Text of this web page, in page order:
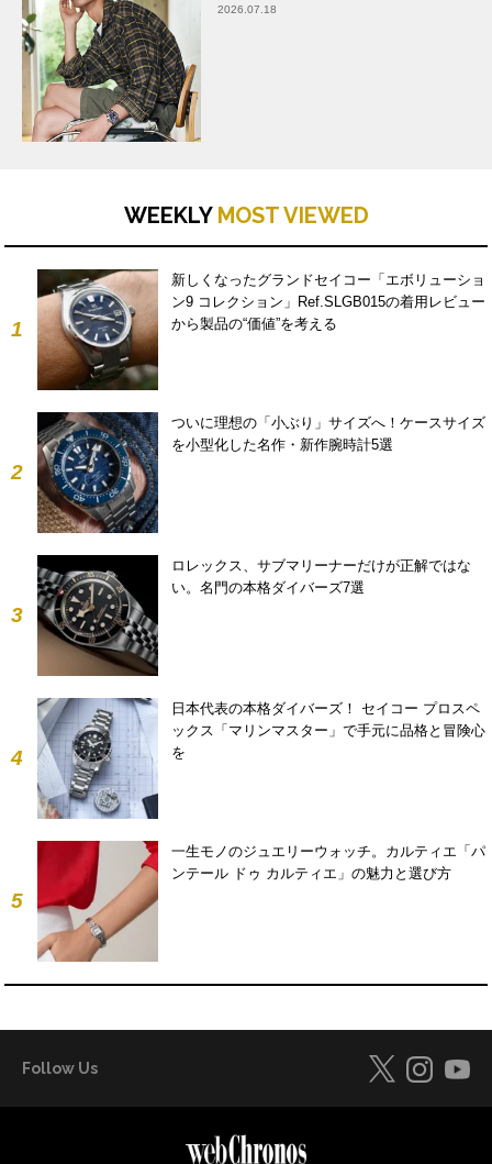
2026.07.18
WEEKLY MOST VIEWED
1
新しくなったグランドセイコー「エボリューショ
ン9 コレクション」Ref.SLGB015の着用レビュー
から製品の“価値”を考える
2
ついに理想の「小ぶり」サイズへ！ケースサイズ
を小型化した名作・新作腕時計5選
3
ロレックス、サブマリーナーだけが正解ではな
い。名門の本格ダイバーズ7選
4
日本代表の本格ダイバーズ！ セイコー プロスペ
ックス「マリンマスター」で手元に品格と冒険心
を
5
一生モノのジュエリーウォッチ。カルティエ「パ
ンテール ドゥ カルティエ」の魅力と選び方
Follow Us